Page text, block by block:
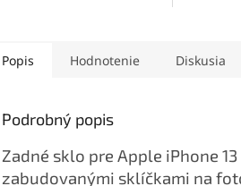
3D Touch a TrueTone.
iPhonu.
podporu
Popis Hodnotenie Diskusia
Podrobný popis
Zadné sklo pre Apple iPhone
zabudovanými sklíčkami na